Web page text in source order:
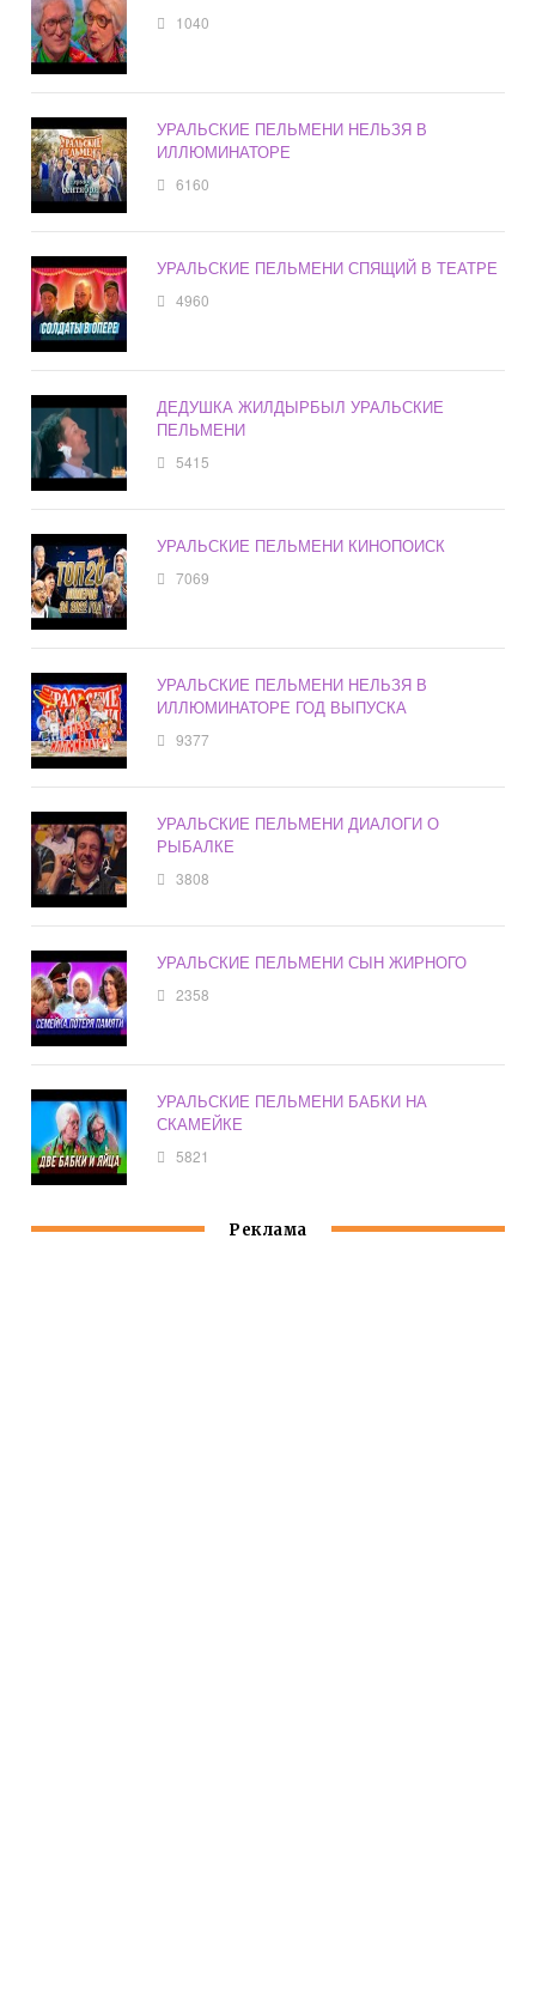
1040
УРАЛЬСКИЕ ПЕЛЬМЕНИ НЕЛЬЗЯ В
ИЛЛЮМИНАТОРЕ
6160
УРАЛЬСКИЕ ПЕЛЬМЕНИ СПЯЩИЙ В ТЕАТРЕ
4960
ДЕДУШКА ЖИЛДЫРБЫЛ УРАЛЬСКИЕ
ПЕЛЬМЕНИ
5415
УРАЛЬСКИЕ ПЕЛЬМЕНИ КИНОПОИСК
7069
УРАЛЬСКИЕ ПЕЛЬМЕНИ НЕЛЬЗЯ В
ИЛЛЮМИНАТОРЕ ГОД ВЫПУСКА
9377
УРАЛЬСКИЕ ПЕЛЬМЕНИ ДИАЛОГИ О
РЫБАЛКЕ
3808
УРАЛЬСКИЕ ПЕЛЬМЕНИ СЫН ЖИРНОГО
2358
УРАЛЬСКИЕ ПЕЛЬМЕНИ БАБКИ НА
СКАМЕЙКЕ
5821
Реклама